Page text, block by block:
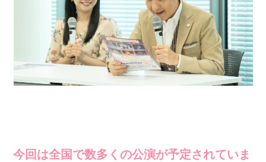
今回は全国で数多くの公演が予定されていま